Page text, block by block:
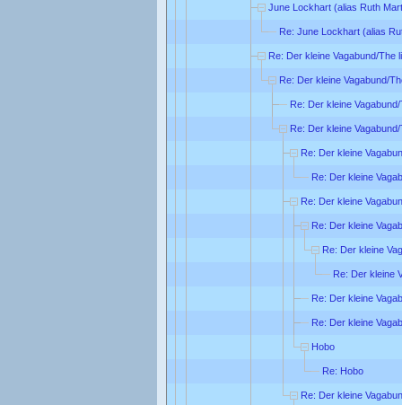
June Lockhart (alias Ruth
Re: June Lockhart (alias
Re: Der kleine Vagabund/The
Re: Der kleine Vagabund/
Re: Der kleine
Re: Der kleine
Re: Der kleine
Re: Der kleine
Re: Der kleine
Re: Der kleine
Re: Der kleine
Re: Der kleine
Re: Der kleine
Re: Der kleine
Hobo
Re: Hobo
Re: Der kleine